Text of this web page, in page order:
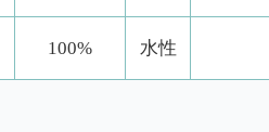
100% 水性